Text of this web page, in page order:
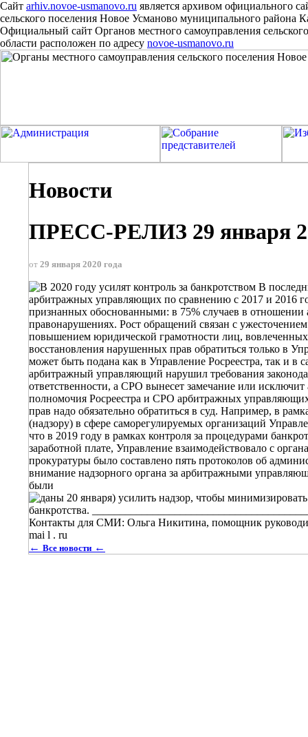
Сайт arhiv.novoe-usmanovo.ru является архивом официального
сельского поселения Новое Усманово муниципального района
Официальный сайт Органов местного самоуправления
области расположен по адресу novoe-usmanovo.ru
Новости
ПРЕСС-РЕЛИЗ 29 января
от 29 января 2020 года
← Все новости ←